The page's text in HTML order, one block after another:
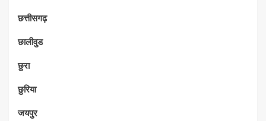
छत्तीसगढ़
छालीवुड
छुरा
छुरिया
जयपुर